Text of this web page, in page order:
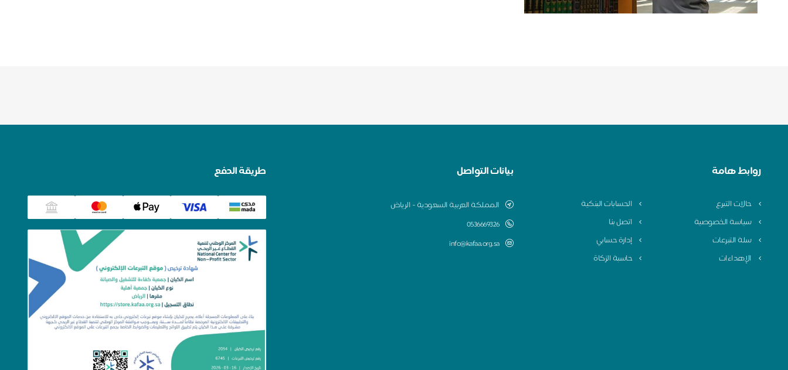
روابط هامة
حالات التبرع
الحسابات البنكية
سياسة الخصوصية
اتصل بنا
سلة التبرعات
إدارة حسابي
الإهداءات
حاسبة الزكاة
بيانات التواصل
المملكة العربية السعودية - الرياض
0536669326
info@kafaa.org.sa
طريقة الدفع